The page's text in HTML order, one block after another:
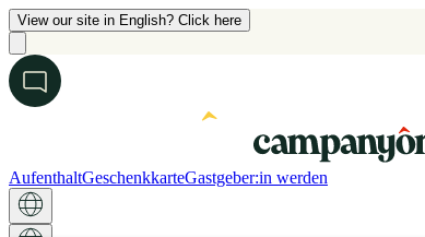
View our site in English? Click here
AufenthaltGeschenkkarteGastgeber:in werden